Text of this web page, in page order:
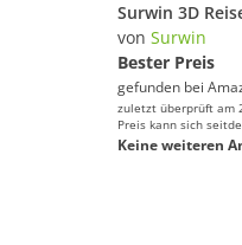
von Surwin
Bester Preis
gefunden bei
zuletzt überprüft am
Preis kann sich
Keine weiteren